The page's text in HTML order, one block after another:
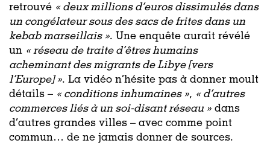
retrouvé « deux millions d’euros dissimulés dans
un congélateur sous des sacs de frites dans un
kebab marseillais ». Une enquête aurait révélé
un «réseau de traite d’êtres humains
acheminant des migrants de Libye [vers
l’Europe] ». La vidéo n’hésite pas à donner moult
détails – « conditions inhumaines », « d’autres
commerces liés à un soi-disant réseau » dans
d’autres grandes villes – avec comme point
commun… de ne jamais donner de sources.